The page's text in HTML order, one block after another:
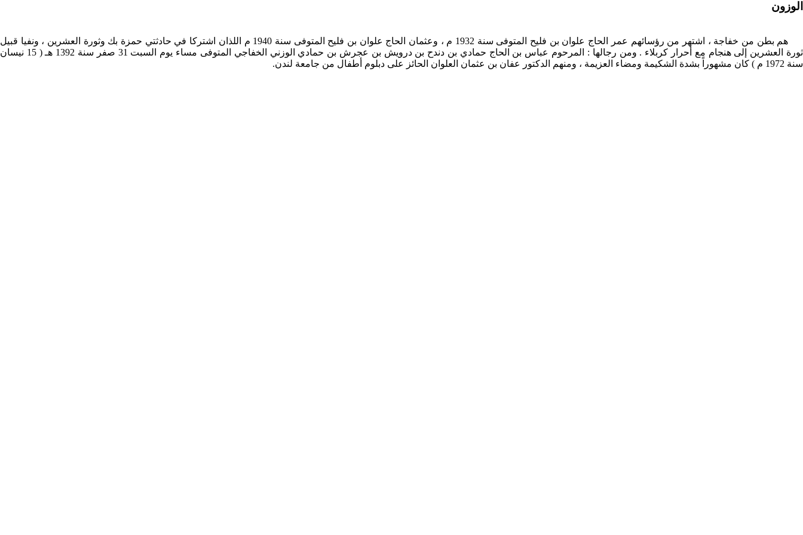
الوزون
هم بطن من خفاجة ، اشتهر من رؤسائهم عمر الحاج علوان بن فليح المتوفى سنة 1932 م ، وعثمان الحاج علوان بن فليح المتوفى سنة 1940 م اللذان اشتركا في حادثتي حمزة بك وثورة العشرين ، ونفيا قبيل
ثورة العشرين إلى هنجام مع أحرار كربلاء . ومن رجالها : المرحوم عباس بن الحاج حمادي بن دندح بن درويش بن عجرش بن حمادي الوزني الخفاجي المتوفى مساء يوم السبت 31 صفر سنة 1392 هـ ( 15 نيسان
سنة 1972 م ) كان مشهوراً بشدة الشكيمة ومضاء العزيمة ، ومنهم الدكتور عفان بن عثمان العلوان الحائز على دبلوم أطفال من جامعة لندن.